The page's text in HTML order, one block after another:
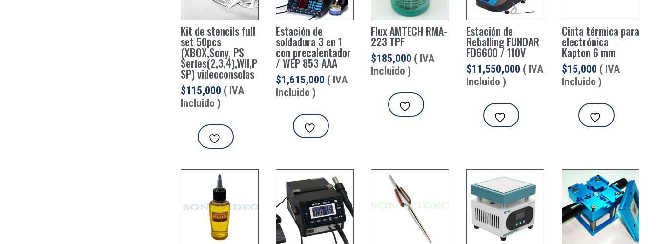
Kit de stencils full
set 50pcs
(XBOX,Sony, PS
Series(2,3,4),WII,P
SP) videoconsolas
$115,000 ( IVA
Incluido )
Estación de
soldadura 3 en 1
con precalentador
/ WEP 853 AAA
$1,615,000 ( IVA
Incluido )
Flux AMTECH RMA-
223 TPF
$185,000 ( IVA
Incluido )
Estación de
Reballing FUNDAR
FD6600 / 110V
$11,550,000 ( IVA
Incluido )
Cinta térmica para
electrónica
Kapton 6 mm
$15,000 ( IVA
Incluido )